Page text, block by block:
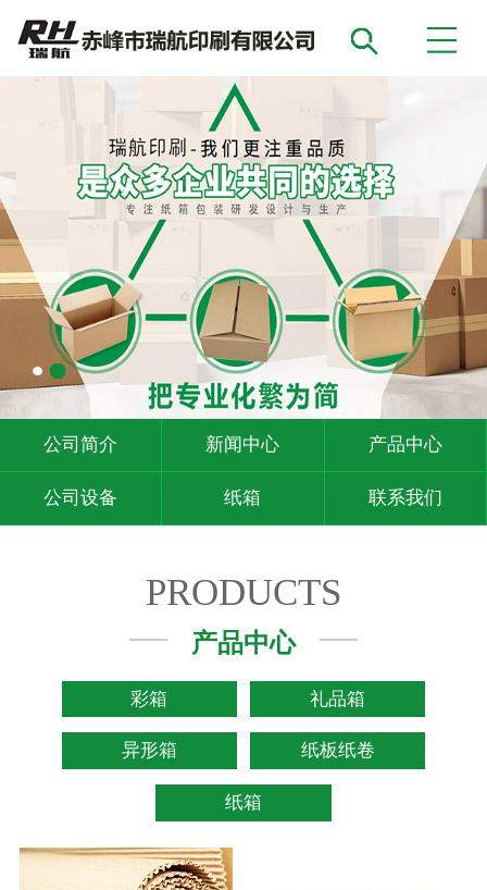
公司简介 新闻中心 产品中心
公司设备 纸箱 联系我们
PRODUCTS
产品中心
彩箱 礼品箱
异形箱 纸板纸卷
纸箱